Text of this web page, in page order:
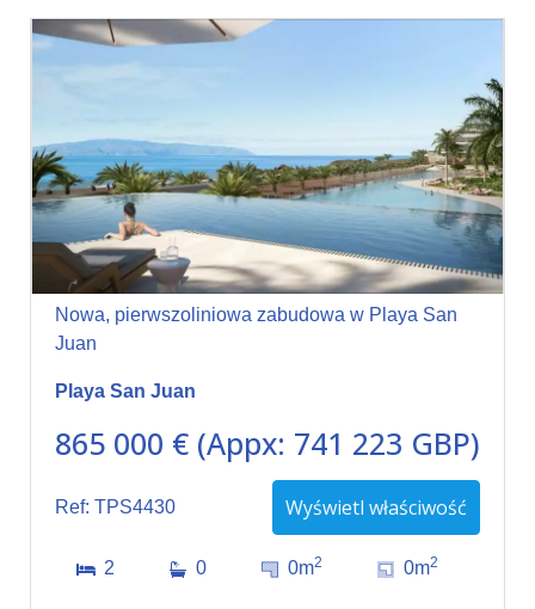
Nowa, pierwszoliniowa zabudowa w Playa San
Juan
Playa San Juan
865 000 € (Appx: 741 223 GBP)
Ref: TPS4430 Wyświetl właściwość
2 0 0m2 0m2